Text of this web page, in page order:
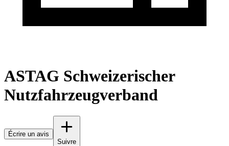
ASTAG Schweizerischer
Nutzfahrzeugverband
Écrire un avis
Suivre